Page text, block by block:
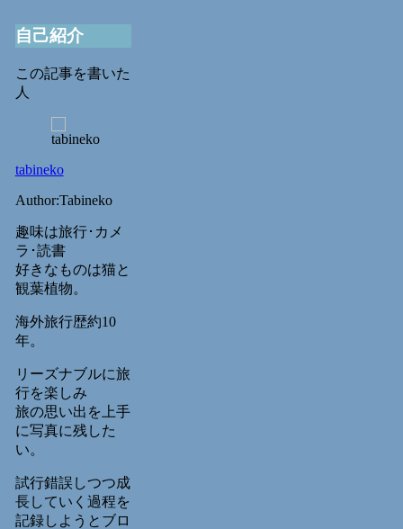
自己紹介
この記事を書いた
人
tabineko
Author:Tabineko
趣味は旅行･カメ
ラ･読書
好きなものは猫と
観葉植物。
海外旅行歴約10
年。
リーズナブルに旅
行を楽しみ
旅の思い出を上手
に写真に残した
い。
試行錯誤しつつ成
長していく過程を
記録しようとブロ